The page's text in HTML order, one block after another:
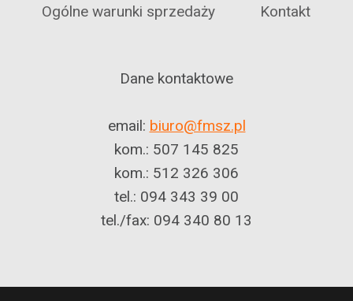
Ogólne warunki sprzedaży
Kontakt
Dane kontaktowe
email: biuro@fmsz.pl
kom.: 507 145 825
kom.: 512 326 306
tel.: 094 343 39 00
tel./fax: 094 340 80 13